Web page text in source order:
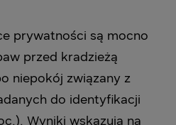
prywatności są mocno
przed kradzieżą
niepokój związany z
do identyfikacji
Wyniki wskazują na